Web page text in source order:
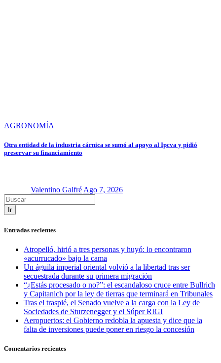
AGRONOMÍA
Otra entidad de la industria cárnica se sumó al apoyo al Ipcva y pidió
preservar su financiamiento
Valentino GalfréAgo 7, 2026
Ir
Entradas recientes
Atropelló, hirió a tres personas y huyó: lo encontraron
«acurrucado» bajo la cama
Un águila imperial oriental volvió a la libertad tras ser
secuestrada durante su primera migración
“¿Estás procesado o no?”: el escandaloso cruce entre Bullrich
y Capitanich por la ley de tierras que terminará en Tribunales
Tras el traspié, el Senado vuelve a la carga con la Ley de
Sociedades de Sturzenegger y el Súper RIGI
Aeropuertos: el Gobierno redobla la apuesta y dice que la
falta de inversiones puede poner en riesgo la concesión
Comentarios recientes